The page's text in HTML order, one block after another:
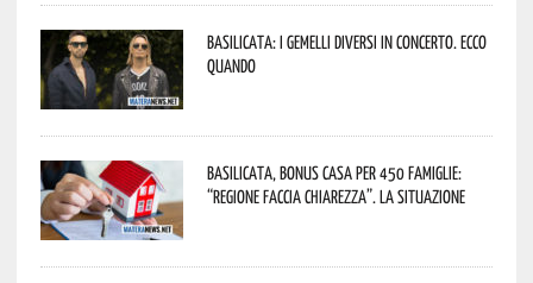
Basilicata: i Gemelli DiVersi in concerto. Ecco
quando
Basilicata, Bonus casa per 450 famiglie:
“Regione faccia chiarezza”. La situazione